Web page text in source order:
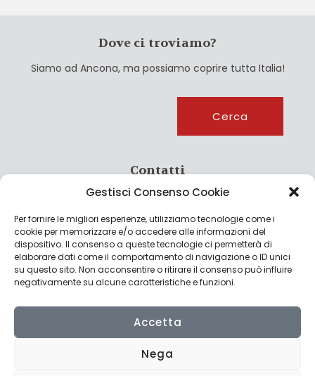
Gestisci Consenso Cookie
Per fornire le migliori esperienze, utilizziamo tecnologie come i
cookie per memorizzare e/o accedere alle informazioni del
dispositivo. Il consenso a queste tecnologie ci permetterà di
elaborare dati come il comportamento di navigazione o ID unici
su questo sito. Non acconsentire o ritirare il consenso può influire
negativamente su alcune caratteristiche e funzioni.
Accetta
Nega
Dove ci troviamo?
Siamo ad Ancona, ma possiamo coprire tutta Italia!
Cerca
Contatti
info@culturagroalimentare.com
Note legali
Privacy Policy